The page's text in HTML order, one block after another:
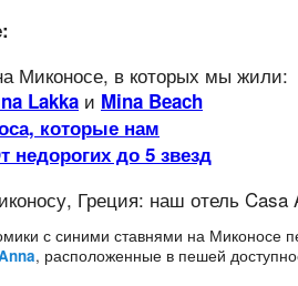
Миконосе, в которых мы жили:
Lakka и Mina Beach
которые нам
недорогих до 5 звезд
с синими ставнями на Миконосе
, расположенные в пешей